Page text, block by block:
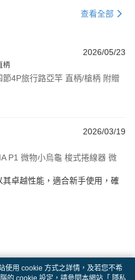
查看全部
2026/05/23
柄
4P旅行路亞竿 直柄/槍柄 附贈
2026/03/19
P1 微物小烏龜 梭式捲線器 微
卓越性能，適合新手使用，確
使用 cookie 方式之詳情，及若您不希
的 cookie 設定，請參閱本網站「 隱私